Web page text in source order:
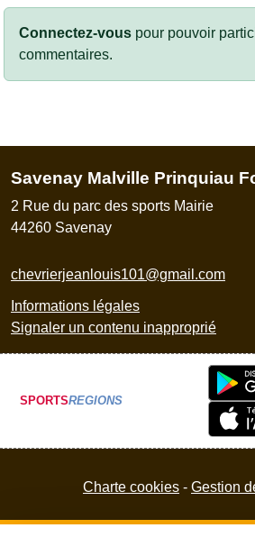
Connectez-vous pour pouvoir
commentaires.
Savenay Malville Prinquiau
2 Rue du parc des sports Mairie
44260 Savenay
chevrierjeanlouis101@gmail.com
Informations légales
Signaler un contenu inapproprié
SPORTSREGIONS
Charte cookies Gestion